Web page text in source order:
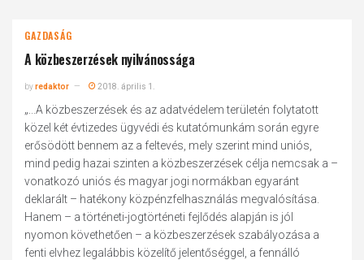
GAZDASÁG
A közbeszerzések nyilvánossága
byredaktor 2018. április 1.
„...A közbeszerzések és az adatvédelem területén folytatott
közel két évtizedes ügyvédi és kutatómunkám során egyre
erősödött bennem az a feltevés, mely szerint mind uniós,
mind pedig hazai szinten a közbeszerzések célja nemcsak a –
vonatkozó uniós és magyar jogi normákban egyaránt
deklarált – hatékony közpénzfelhasználás megvalósítása.
Hanem – a történeti-jogtörténeti fejlődés alapján is jól
nyomon követhetően – a közbeszerzések szabályozása a
fenti elvhez legalábbis közelítő jelentőséggel, a fennálló